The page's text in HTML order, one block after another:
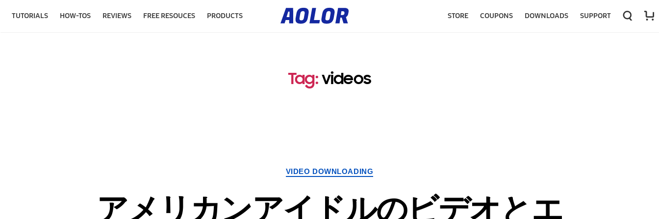
TUTORIALS HOW-TOS REVIEWS FREE RESOUCES PRODUCTS
o
l
o
STORE COUPONS DOWNLOADS SUPPORT
Tag: videos
VIDEO DOWNLOADING
アメリカンアイドルのビデオとエ